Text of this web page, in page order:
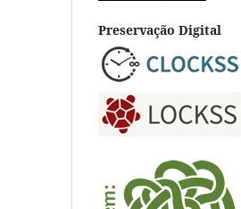
Preservação Digital